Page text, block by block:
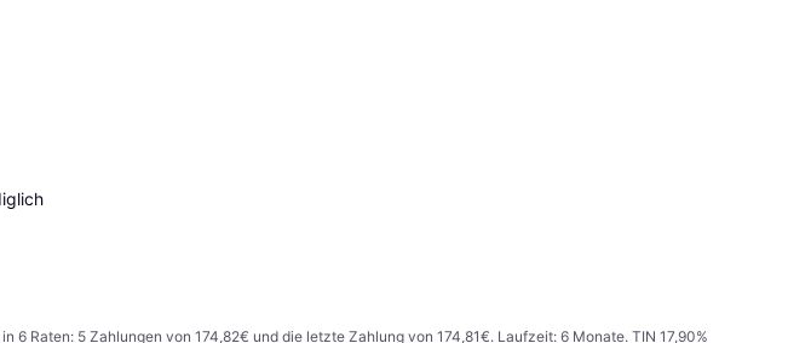
Raten: 5 Zahlungen von 174,82€ und die letzte Zahlung von 174,81€. Laufzeit: 6 Monate. TIN 17,90%